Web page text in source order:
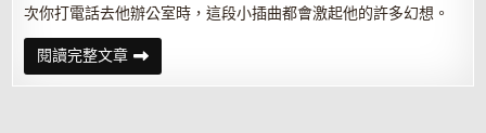
次你打電話去他辦公室時，這段小插曲都會激起他的許多幻想。
閱讀完整文章8
個
床